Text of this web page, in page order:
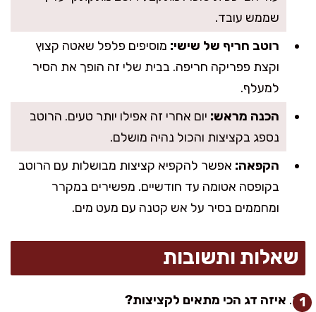
שממש עובד.
רוטב חריף של שישי: מוסיפים פלפל שאטה קצוץ
וקצת פפריקה חריפה. בבית שלי זה הופך את הסיר
למעלף.
הכנה מראש: יום אחרי זה אפילו יותר טעים. הרוטב
נספג בקציצות והכול נהיה מושלם.
הקפאה: אפשר להקפיא קציצות מבושלות עם הרוטב
בקופסה אטומה עד חודשיים. מפשירים במקרר
ומחממים בסיר על אש קטנה עם מעט מים.
שאלות ותשובות
איזה דג הכי מתאים לקציצות?